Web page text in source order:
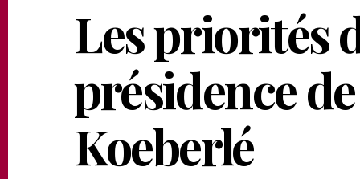
Les priorités
présidence
Koeberlé